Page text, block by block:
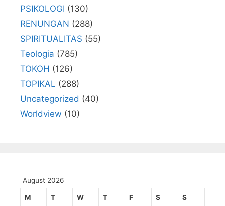
PSIKOLOGI (130)
RENUNGAN (288)
SPIRITUALITAS (55)
Teologia (785)
TOKOH (126)
TOPIKAL (288)
Uncategorized (40)
Worldview (10)
August 2026
M T W T F S S